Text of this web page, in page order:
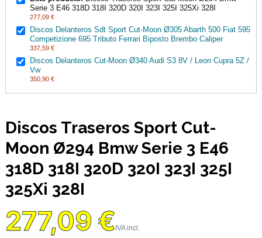
Serie 3 E46 318D 318I 320D 320I 323I 325I 325Xi 328I
277,09 €
Discos Delanteros Sdt Sport Cut-Moon Ø305 Abarth 500 Fiat 595
Competizione 695 Tributo Ferrari Biposto Brembo Caliper
337,59 €
Discos Delanteros Cut-Moon Ø340 Audi S3 8V / Leon Cupra 5Z /
Vw
350,90 €
Discos Traseros Sport Cut-
Moon Ø294 Bmw Serie 3 E46
318D 318I 320D 320I 323I 325I
325Xi 328I
277,09 €